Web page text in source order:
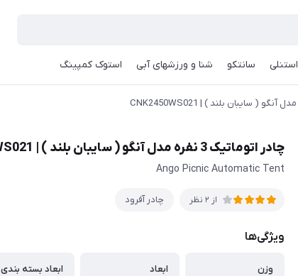
استنلی سانتکو شنا و ورزشهای آبی استوک کمپینگ
چادر اتوماتیک 3 نفره مدل آنگو ( سایبان بلند ) | CNK2450WS021
Ango Picnic Automatic Tent
از 2 نظر چادر آفرود
ویژگی‌ها
وزن
ابعاد
ابعاد بسته بندی